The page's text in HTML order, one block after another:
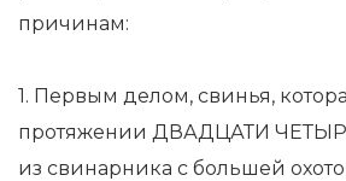
причинам:
1. Первым делом, свинья,
протяжении ДВАДЦАТИ
из свинарника с большей